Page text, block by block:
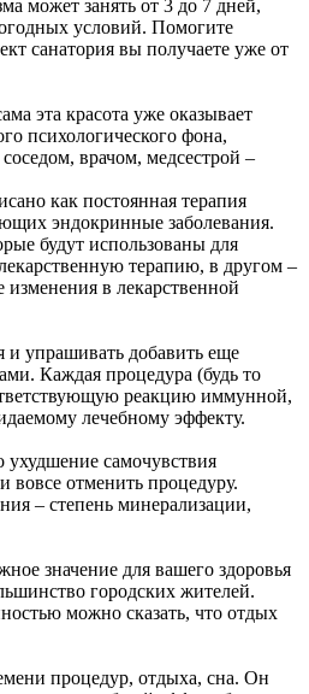
может занять от 3 до 7 дней,
условий. Помогите
санатория вы получаете уже от
эта красота уже оказывает
психологического фона,
врачом, медсестрой –
как постоянная терапия
эндокринные заболевания.
будут использованы для
терапию, в другом –
в лекарственной
и упрашивать добавить еще
Каждая процедура (будь то
реакцию иммунной,
лечебному эффекту.
самочувствия
вовсе отменить процедуру.
– степень минерализации,
значение для вашего здоровья
городских жителей.
можно сказать, что отдых
процедур, отдыха, сна. Он